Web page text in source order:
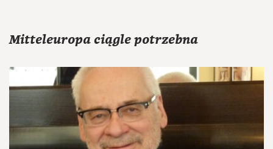
Mitteleuropa ciągle potrzebna